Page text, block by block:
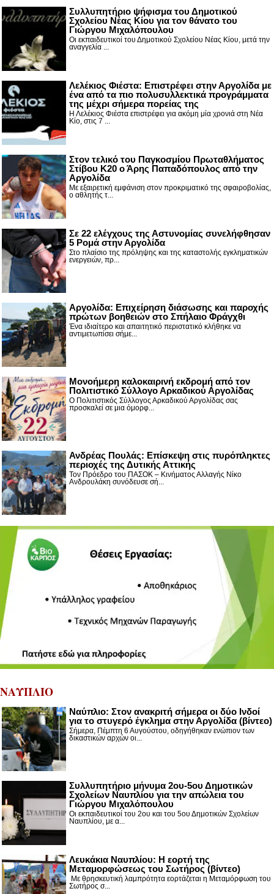
Συλλυπητήριο ψήφισμα του Δημοτικού
Σχολείου Νέας Κίου για τον θάνατο του
Γιώργου Μιχαλόπουλου
Οι εκπαιδευτικοί του Δημοτικού Σχολείου Νέας Κίου, μετά την
αναγγελία ...
Λελέκιος Φιέστα: Επιστρέφει στην Αργολίδα με
ένα από τα πιο πολυσυλλεκτικά προγράμματα
της μέχρι σήμερα πορείας της
Η Λελέκιος Φιέστα επιστρέφει για ακόμη μία χρονιά στη Νέα
Κίο, στις 7 ...
Στον τελικό του Παγκοσμίου Πρωταθλήματος
Στίβου Κ20 ο Άρης Παπαδόπουλος από την
Αργολίδα
Με εξαιρετική εμφάνιση στον προκριματικό της σφαιροβολίας,
ο αθλητής τ...
Σε 22 ελέγχους της Αστυνομίας συνελήφθησαν
5 Ρομά στην Αργολίδα
Στο πλαίσιο της πρόληψης και της καταστολής εγκληματικών
ενεργειών, πρ...
Αργολίδα: Επιχείρηση διάσωσης και παροχής
πρώτων βοηθειών στο Σπήλαιο Φράγχθι
Ένα ιδιαίτερο και απαιτητικό περιστατικό κλήθηκε να
αντιμετωπίσει σήμε...
Μονοήμερη καλοκαιρινή εκδρομή από τον
Πολιτιστικό Σύλλογο Αρκαδικού Αργολίδας
Ο Πολιτιστικός Σύλλογος Αρκαδικού Αργολίδας σας
προσκαλεί σε μια όμορφ...
Ανδρέας Πουλάς: Επίσκεψη στις πυρόπληκτες
περιοχές της Δυτικής Αττικής
Τον Πρόεδρο του ΠΑΣΟΚ – Κινήματος Αλλαγής Νίκο
Ανδρουλάκη συνόδευσε σή...
ΝΑΥΠΛΙΟ
Nαύπλιο: Στον ανακριτή σήμερα οι δύο Ινδοί
για το στυγερό έγκλημα στην Αργολίδα (βίντεο)
Σήμερα, Πέμπτη 6 Αυγούστου, οδηγήθηκαν ενώπιον των
δικαστικών αρχών οι...
Συλλυπητήριο μήνυμα 2ου-5ου Δημοτικών
Σχολείων Ναυπλίου για την απώλεια του
Γιώργου Μιχαλόπουλου
Οι εκπαιδευτικοί του 2ου και του 5ου Δημοτικών Σχολείων
Ναυπλίου, με α...
Λευκάκια Ναυπλίου: Η εορτή της
Μεταμορφώσεως του Σωτήρος (βίντεο)
Με θρησκευτική λαμπρότητα εορτάζεται η Μεταμόρφωση του
Σωτήρος σ...